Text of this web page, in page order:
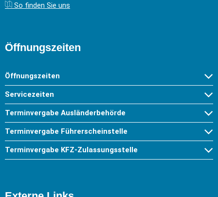
So finden Sie uns
Öffnungszeiten
Öffnungszeiten
Servicezeiten
Terminvergabe Ausländerbehörde
Terminvergabe Führerscheinstelle
Terminvergabe KFZ-Zulassungsstelle